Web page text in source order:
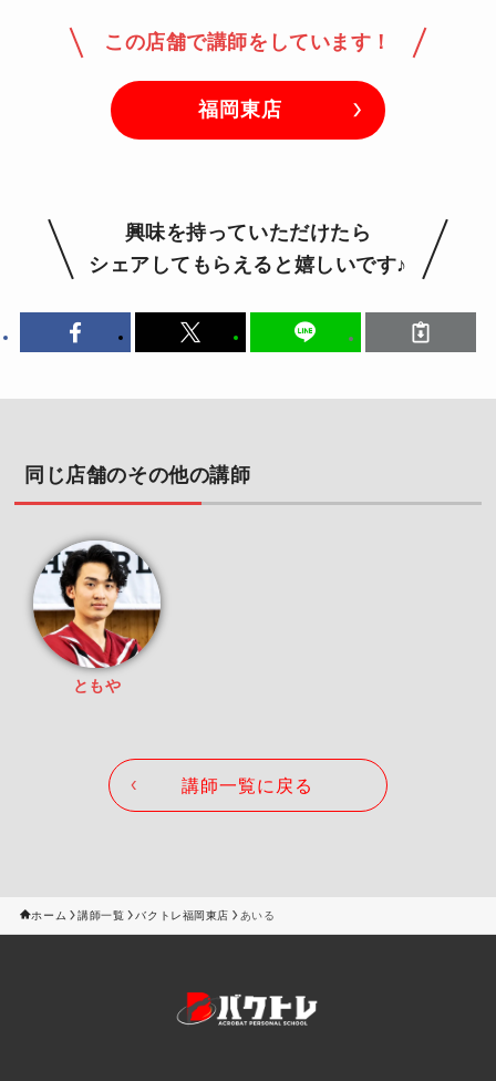
この店舗で講師をしています！
福岡東店
興味を持っていただけたら
シェアしてもらえると嬉しいです♪
同じ店舗のその他の講師
ともや
講師一覧に戻る
ホーム 講師一覧 バクトレ福岡東店 あいる